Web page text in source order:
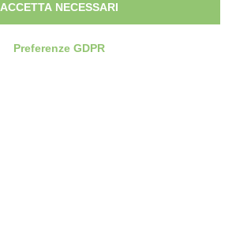
ACCETTA NECESSARI
Preferenze GDPR